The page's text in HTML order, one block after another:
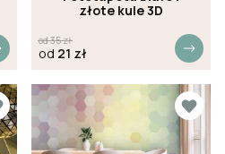
złote kule 3D
od35zł
od 21 zł